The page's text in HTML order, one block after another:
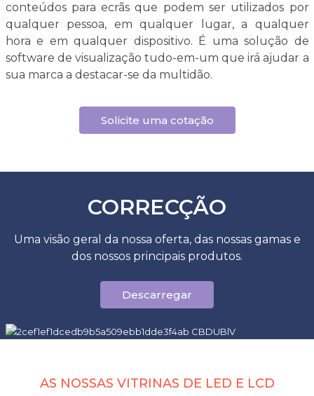
conteúdos para ecrãs que podem ser utilizados por
qualquer pessoa, em qualquer lugar, a qualquer
hora e em qualquer dispositivo. É uma solução de
software de visualização tudo-em-um que irá ajudar a
sua marca a destacar-se da multidão.
Solicite uma cotação
CORRECÇÃO
Uma visão geral da nossa oferta, das nossas gamas e
dos nossos principais produtos.
Descarregar
AS NOSSAS VITRINAS DE LED E LCD